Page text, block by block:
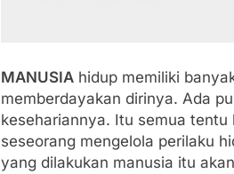
MANUSIA hidup memiliki
memberdayakan dirinya. Ada
kesehariannya. Itu semua tentu
seseorang mengelola perilaku
yang dilakukan manusia itu